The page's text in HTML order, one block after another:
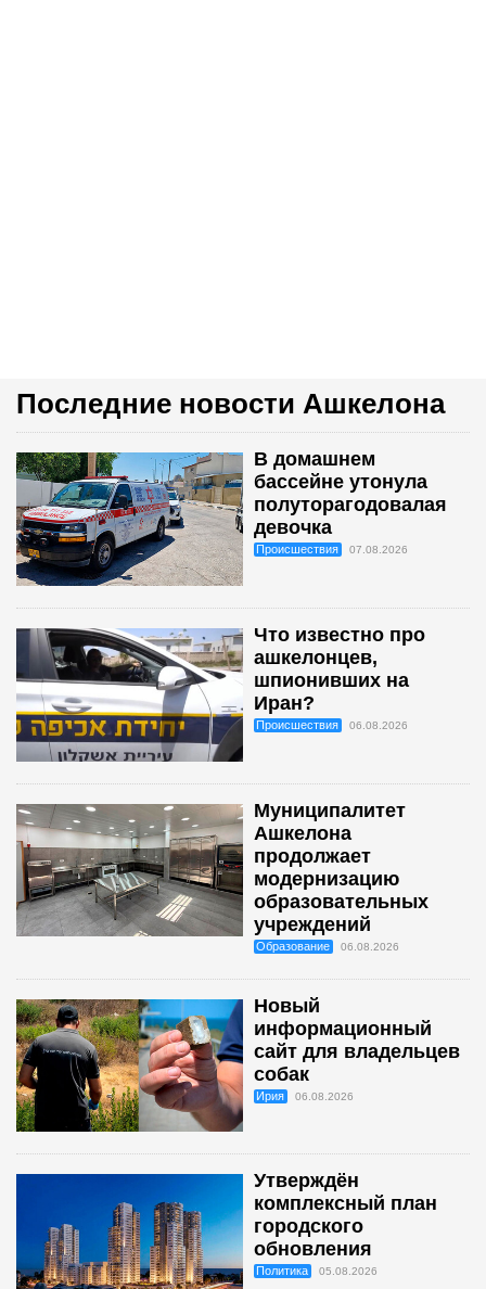
Последние новости Ашкелона
В домашнем
бассейне утонула
полуторагодовалая
девочка
Происшествия 07.08.2026
Что известно про
ашкелонцев,
шпионивших на
Иран?
Происшествия 06.08.2026
Муниципалитет
Ашкелона
продолжает
модернизацию
образовательных
учреждений
Образование 06.08.2026
Новый
информационный
сайт для владельцев
собак
Ирия 06.08.2026
Утверждён
комплексный план
городского
обновления
Политика 05.08.2026